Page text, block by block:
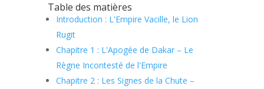
Table des matières
Introduction : L'Empire Vacille, le Lion
Rugit
Chapitre 1 : L'Apogée de Dakar – Le
Règne Incontesté de l'Empire
Chapitre 2 : Les Signes de la Chute –